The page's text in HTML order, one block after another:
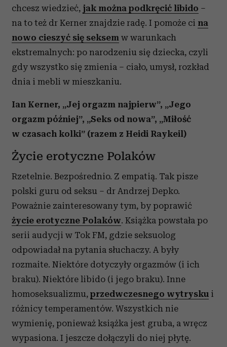
chcesz wiedzieć, jak można podkręcić libido –
na to też dr Kerner znajdzie radę. I pomoże ci na
nowo cieszyć się seksem w warunkach
ekstremalnych: po narodzeniu się dziecka, czyli
gdy wszystko się zmienia – ciało, umysł, rozkład
dnia i mebli w mieszkaniu.
Ian Kerner, „Jej orgazm najpierw”, „Jego
orgazm później”, „Seks od nowa”, „Miłość
w czasach kolki” (razem z Heidi Raykeil)
Życie erotyczne Polaków
Rzetelnie. Bezpośrednio. Z empatią. Tak pisze
polski guru od seksu – dr Andrzej Depko.
Poważnie zainteresowany tym, by poprawić
życie erotyczne Polaków. Książka powstała po
serii audycji w Tok FM, gdzie seksuolog
odpowiadał na pytania słuchaczy. A były
rozmaite. Niektóre dotyczyły orgazmów (i ich
braku). Niektóre libido (i jego braku). Inne
homoseksualizmu, przedwczesnego wytrysku i
różnicy temperamentów. Wszystkich nie
wymienię, ponieważ książka jest gruba, a wręcz
wypasiona. I jeszcze dołączyli do niej płytę.